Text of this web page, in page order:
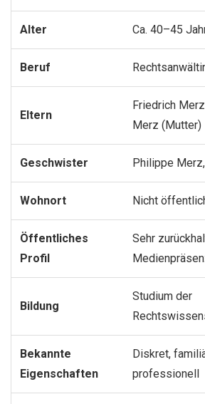
Alter Ca. 40–45
Beruf
Eltern
Friedrich
Merz (Mutter)
Geschwister Philippe
Wohnort Nicht
Öffentliches
Profil
Sehr
Bildung
Studium der
Bekannte
Eigenschaften
Diskret,
professionell